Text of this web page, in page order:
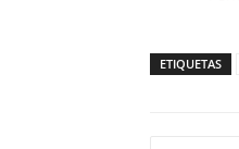
ETIQUETAS